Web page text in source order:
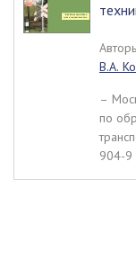
В.А.
–
по
904-9